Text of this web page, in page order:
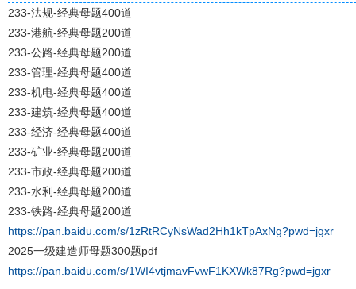
233-法规-经典母题400道
233-港航-经典母题200道
233-公路-经典母题200道
233-管理-经典母题400道
233-机电-经典母题400道
233-建筑-经典母题400道
233-经济-经典母题400道
233-矿业-经典母题200道
233-市政-经典母题200道
233-水利-经典母题200道
233-铁路-经典母题200道
https://pan.baidu.com/s/1zRtRCyNsWad2Hh1kTpAxNg?pwd=jgxr
2025一级建造师母题300题pdf
https://pan.baidu.com/s/1WI4vtjmavFvwF1KXWk87Rg?pwd=jgxr